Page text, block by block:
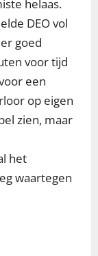
helaas.
DEO vol
goed
voor tijd
een
op eigen
zien, maar
het
waartegen